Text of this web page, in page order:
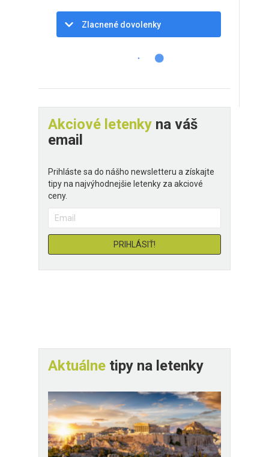
Zlacnené dovolenky
Akciové letenky na váš
email
Prihláste sa do nášho newsletteru a získajte
tipy na najvýhodnejšie letenky za akciové
ceny.
Aktuálne tipy na letenky